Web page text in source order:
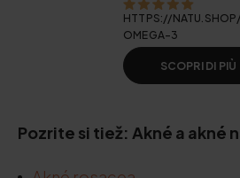
HTTPS://
OMEGA-3
SCOPRI DI PIÙ
Pozrite si tiež: Akné a akné